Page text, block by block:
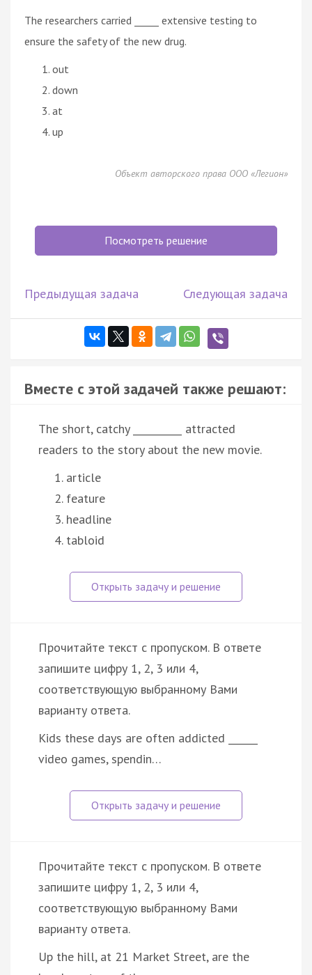
The researchers carried _____ extensive testing to
ensure the safety of the new drug.
out
down
at
up
Объект авторского права ООО «Легион»
Посмотреть решение
Предыдущая задача Следующая задача
Вместе с этой задачей также решают:
The short, catchy __________ attracted
readers to the story about the new movie.
article
feature
headline
tabloid
Прочитайте текст с пропуском. В ответе
запишите цифру 1, 2, 3 или 4,
соответствующую выбранному Вами
варианту ответа.
Kids these days are often addicted ______
video games, spendin…
Прочитайте текст с пропуском. В ответе
запишите цифру 1, 2, 3 или 4,
соответствующую выбранному Вами
варианту ответа.
Up the hill, at 21 Market Street, are the